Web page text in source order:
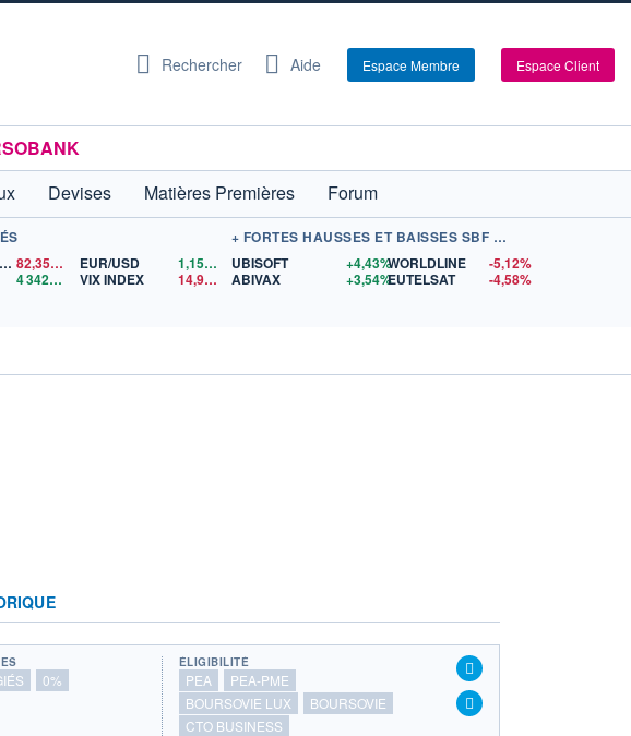
Rechercher Aide Espace Membre Espace Client
Devises Matières Premières
Forum
PÉTROLE BRENT
82,35
$US
4 342,26 $US
EUR/USD 1,1559
$US
VIX INDEX
14,90$US
+ FORTES HAUSSES ET BAISSES SBF 120
UBISOFT
+4,43%
ABIVAX
+3,54%
WORLDLINE
-5,12%
EUTELSAT
-4,58%
0%
ÉLIGIBILITÉ
PEA
PEA-PME
BOURSOVIE LUX
BOURSOVIE
CTO BUSINESS